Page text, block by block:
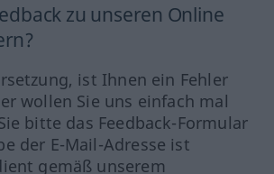
zu unseren Online
ist Ihnen ein Fehler
wollen Sie uns einfach mal
bitte das Feedback-Formular
der E-Mail-Adresse ist
gemäß unserem